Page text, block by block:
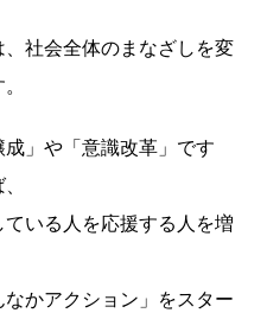
社会全体のまなざしを変
」や「意識改革」です
ている人を応援する人を増
かアクション」をスター